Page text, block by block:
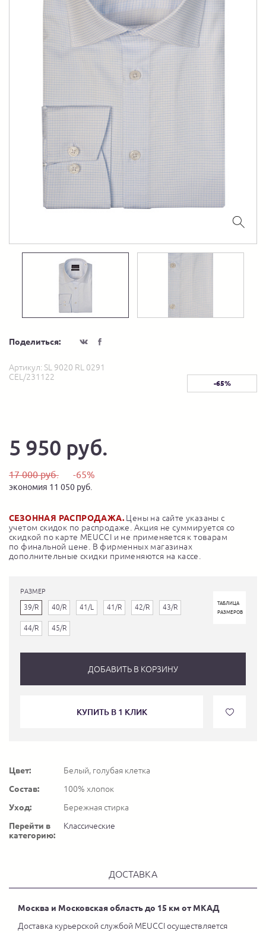
Поделиться:
Артикул: SL 9020 RL 0291
CEL/231122
-65%
5 950 руб.
17 000 руб. -65%
экономия 11 050 руб.
СЕЗОННАЯ РАСПРОДАЖА. Цены на сайте указаны с
учетом скидок по распродаже. Акция не суммируется со
скидкой по карте MEUCCI и не применяется к товарам
по финальной цене. В фирменных магазинах
дополнительные скидки применяются на кассе.
РАЗМЕР
39/R 40/R 41/L 41/R 42/R 43/R
44/R 45/R
ТАБЛИЦА
РАЗМЕРОВ
ДОБАВИТЬ В КОРЗИНУ
КУПИТЬ В 1 КЛИК
Цвет:
Белый, голубая клетка
Состав:
100% хлопок
Уход:
Бережная стирка
Перейти в
категорию:
Классические
ДОСТАВКА
Москва и Московская область до 15 км от МКАД
Доставка курьерской службой MEUCCI осуществляется